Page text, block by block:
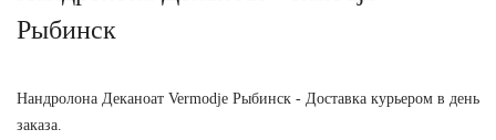
Рыбинск
Нандролона Деканоат Vermodje Рыбинск - Доставка курьером в день
заказа.